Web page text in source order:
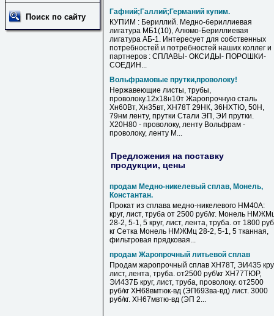
Поиск по сайту
Гафний;Галлий;Германий купим.
КУПИМ : Бериллий. Медно-бериллиевая
лигатура МБ1(10), Алюмо-Бериллиевая
лигатура АБ-1. Интересует для собственных
потребностей и потребностей наших коллег и
партнеров : СПЛАВЫ- ОКСИДЫ- ПОРОШКИ-
СОЕДИН...
Вольфрамовые прутки,проволоку!
Нержавеющие листы, трубы,
проволоку.12х18н10т Жаропрочную сталь
Хн60Вт, Хн35вт, ХН78Т 29НК, 36НХТЮ, 50Н,
79нм ленту, прутки Стали ЭП, ЭИ прутки.
Х20Н80 - проволоку, ленту Вольфрам -
проволоку, ленту М...
Предложения на поставку
продукции, цены
продам Медно-никелевый сплав, Монель,
Константан.
Прокат из сплава медно-никелевого НМ40А:
круг, лист, труба от 2500 руб/кг. Монель
28-2, 5-1, 5 круг, лист, лента, труба. от 1800
кг Сетка Монель НМЖМц 28-2, 5-1, 5 тканная,
фильтровая прядковая...
продам Жаропрочный литьевой сплав
Продам жаропрочный сплав ХН78Т, ЭИ435
лист, лента, труба. от2500 руб\кг ХН77ТЮР,
ЭИ437Б круг, лист, труба, проволоку. от2500
руб/кг ХН68вмтюк-вд (ЭП693ва-вд) лист. 3000
руб/кг. ХН67мвтю-вд (ЭП 2...